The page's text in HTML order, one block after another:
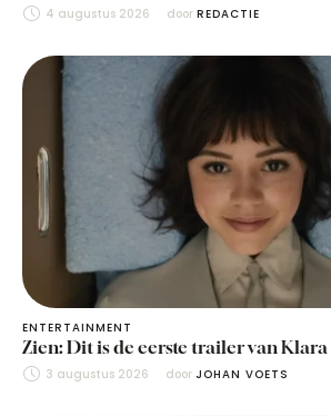
4 augustus 2026 door REDACTIE
ENTERTAINMENT
Zien: Dit is de eerste trailer van Klara
3 augustus 2026 door JOHAN VOETS